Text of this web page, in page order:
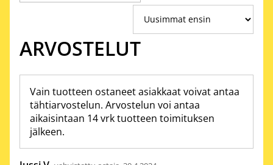
ARVOSTELUT
Vain tuotteen ostaneet asiakkaat voivat antaa
tähtiarvostelun. Arvostelun voi antaa
aikaisintaan 14 vrk tuotteen toimituksen
jälkeen.